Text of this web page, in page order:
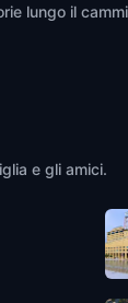
lungo il
e gli amici.